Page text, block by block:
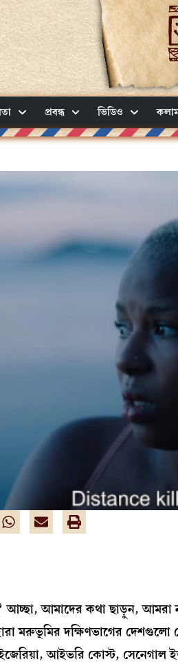
প্রবন্ধ ভিডিও
আমাদের কথা ছাড়ুন, আমরা না
মরুভূমির দক্ষিণভাগের
আইভরি কোস্ট, সেনেগাল